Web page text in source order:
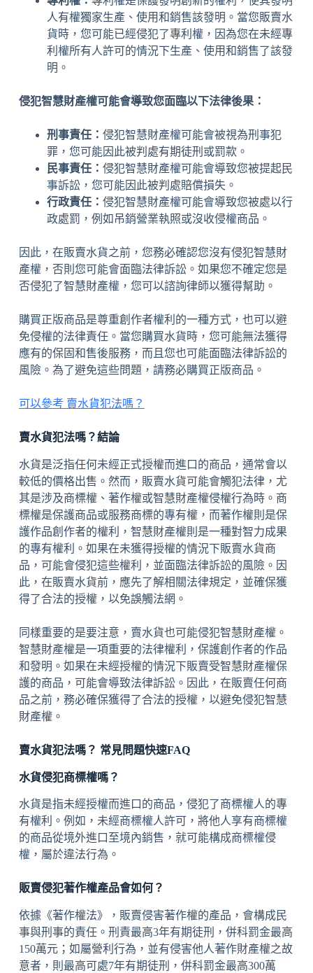
人有權獨家生產、使用和銷售該發明。當您販賣水
貨時，您可能已經侵犯了專利權，因為您在未經專
利權所有人許可的情況下生產、使用和銷售了該發
明。
侵犯智慧財產權可能會導致您面臨以下法律後果：
刑事責任： 侵犯智慧財產權可能會被視為刑事犯
罪，您可能因此被判處有期徒刑或罰款。
民事責任： 侵犯智慧財產權可能會導致您被提起民
事訴訟，您可能因此被判處賠償損失。
行政責任： 侵犯智慧財產權可能會導致您被處以行
政處罰，例如吊銷營業執照或沒收侵權商品。
因此，在販賣水貨之前，您務必確認您沒有侵犯智慧財
產權，否則您可能會面臨法律訴訟。如果您不確定您是
否侵犯了智慧財產權，您可以諮詢律師以獲得幫助。
購買正版商品是尊重創作者權利的一種方式，也可以避
免侵權的法律責任。當您購買水貨時，您可能無法獲得
應有的保固和售後服務，而且您也可能面臨法律訴訟的
風險。為了避免這些問題，請務必購買正版商品。
可以參考 賣水貨犯法嗎？
賣水貨犯法嗎？結論
水貨是泛指任何未經正式授權而進口的商品，通常會以
較低的價格出售。然而，販賣水貨可能會觸犯法律，尤
其是涉及商標權、著作權或智慧財產權侵權行為時。商
標權是保護商品或服務商標的專有權，而著作權則是保
護作品創作者的權利，智慧財產權則是一種對智力成果
的專有權利。如果在未獲得授權的情況下販賣水貨商
品，可能會侵犯這些權利，並面臨法律訴訟的風險。因
此，在販賣水貨前，應先了解相關法律規定，並確保獲
得了合法的授權，以免誤觸法網。
同樣重要的是要注意，賣水貨也可能侵犯智慧財產權。
智慧財產權是一項重要的法律權利，保護創作者的作品
和發明。如果在未經授權的情況下販賣受智慧財產權保
護的商品，可能會導致法律訴訟。因此，在販賣任何商
品之前，務必確保獲得了合法的授權，以避免侵犯智慧
財產權。
賣水貨犯法嗎？ 常見問題快速FAQ
水貨侵犯商標權嗎？
水貨是指未經授權而進口的商品，侵犯了商標權人的專
有權利。例如，未經商標權人許可，將他人享有商標權
的商品從境外進口至境內銷售，就可能構成商標權侵
權，屬於違法行為。
販賣侵犯著作權產品會如何？
依據《著作權法》，販賣侵害著作權的產品，會構成民
事與刑事的責任。刑責最高3年有期徒刑，併科罰金最高
150萬元；如屬營利行為，並有侵害他人著作財產權之故
意者，則最高可處7年有期徒刑，併科罰金最高300萬